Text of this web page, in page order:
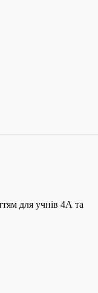
для учнів 4А та